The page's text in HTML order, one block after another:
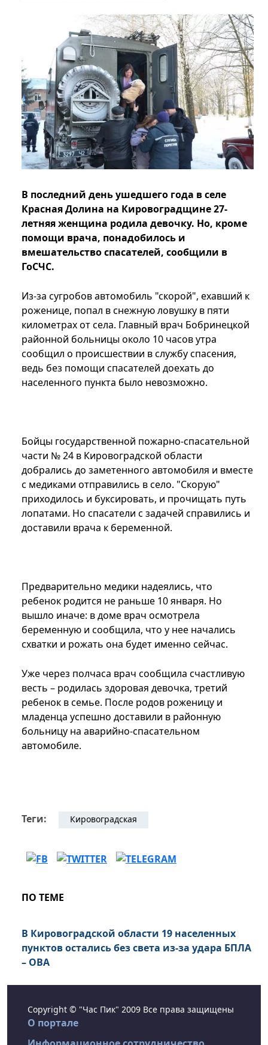
В последний день ушедшего года в селе
Красная Долина на Кировоградщине 27-
летняя женщина родила девочку. Но, кроме
помощи врача, понадобилось и
вмешательство спасателей, сообщили в
ГоСЧС.
Из-за сугробов автомобиль "скорой", ехавший к
роженице, попал в снежную ловушку в пяти
километрах от села. Главный врач Бобринецкой
районной больницы около 10 часов утра
сообщил о происшествии в службу спасения,
ведь без помощи спасателей доехать до
населенного пункта было невозможно.
Бойцы государственной пожарно-спасательной
части № 24 в Кировоградской области
добрались до заметенного автомобиля и вместе
с медиками отправились в село. "Скорую"
приходилось и буксировать, и прочищать путь
лопатами. Но спасатели с задачей справились и
доставили врача к беременной.
Предварительно медики надеялись, что
ребенок родится не раньше 10 января. Но
вышло иначе: в доме врач осмотрела
беременную и сообщила, что у нее начались
схватки и рожать она будет именно сейчас.
Уже через полчаса врач сообщила счастливую
весть – родилась здоровая девочка, третий
ребенок в семье. После родов роженицу и
младенца успешно доставили в районную
больницу на аварийно-спасательном
автомобиле.
Теги: Кировоградская
ПО ТЕМЕ
В Кировоградской области 19 населенных
пунктов остались без света из-за удара БПЛА
– ОВА
Copyright © "Час Пик" 2009 Все права защищены
О портале